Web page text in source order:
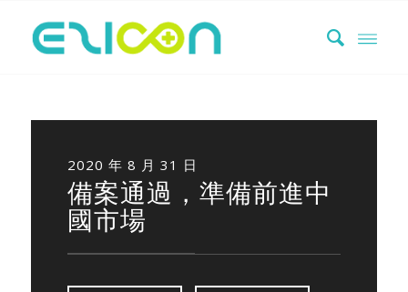
2020 年 8 月 31 日
備案通過，準備前進中
國市場